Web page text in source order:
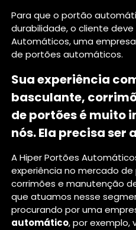
Para que o portão
durabilidade, o cliente
Automáticos, uma
de portões automáticos.
Sua experiência
basculante,
de portões é muito
nós. Ela precisa ser
A Hiper Portões
experiência no mercado
corrimões e manutenção
que atuamos nesse
procurando por uma
automático, por exemplo,